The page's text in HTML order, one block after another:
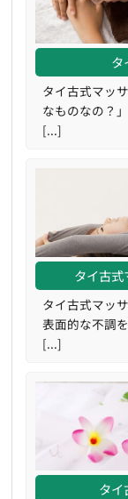
タ
タイ古式マッ
なものなの？
[...]
タイ古
タイ古式マッ
表面的な不調
[...]
タイ